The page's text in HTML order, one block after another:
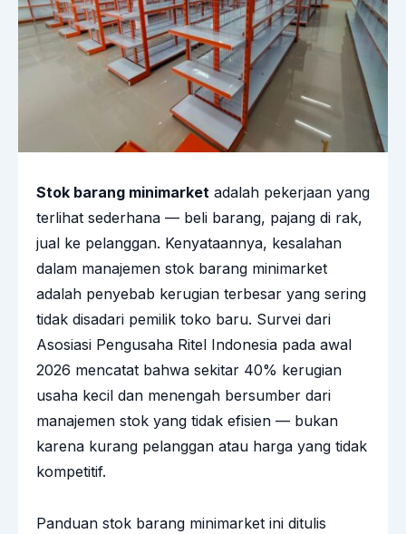
Stok barang minimarket adalah pekerjaan yang
terlihat sederhana — beli barang, pajang di rak,
jual ke pelanggan. Kenyataannya, kesalahan
dalam manajemen stok barang minimarket
adalah penyebab kerugian terbesar yang sering
tidak disadari pemilik toko baru. Survei dari
Asosiasi Pengusaha Ritel Indonesia pada awal
2026 mencatat bahwa sekitar 40% kerugian
usaha kecil dan menengah bersumber dari
manajemen stok yang tidak efisien — bukan
karena kurang pelanggan atau harga yang tidak
kompetitif.
Panduan stok barang minimarket ini ditulis